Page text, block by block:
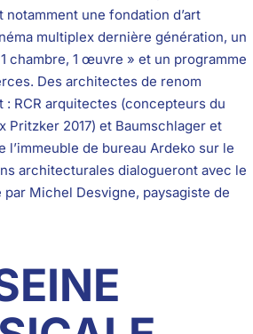
une fondation d’art
multiplex dernière génération, un
chambre, 1 œuvre » et un programme
Des architectes de renom
RCR arquitectes (concepteurs du
Pritzker 2017) et Baumschlager et
l’immeuble de bureau Ardeko sur le
architecturales dialogueront avec le
par Michel Desvigne, paysagiste de